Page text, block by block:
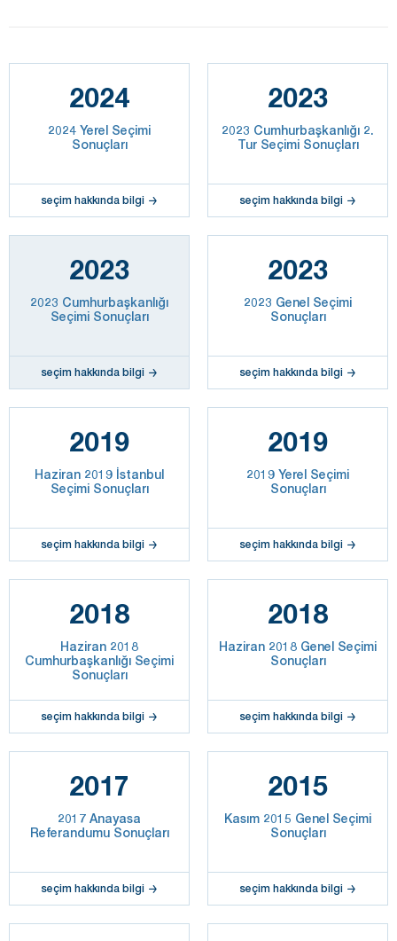
2024
2024 Yerel Seçimi
Sonuçları
seçim hakkında bilgi
2023
2023 Cumhurbaşkanlığı 2.
Tur Seçimi Sonuçları
seçim hakkında bilgi
2023
2023 Cumhurbaşkanlığı
Seçimi Sonuçları
seçim hakkında bilgi
2023
2023 Genel Seçimi
Sonuçları
seçim hakkında bilgi
2019
Haziran 2019 İstanbul
Seçimi Sonuçları
seçim hakkında bilgi
2019
2019 Yerel Seçimi
Sonuçları
seçim hakkında bilgi
2018
Haziran 2018
Cumhurbaşkanlığı Seçimi
Sonuçları
seçim hakkında bilgi
2018
Haziran 2018 Genel Seçimi
Sonuçları
seçim hakkında bilgi
2017
2017 Anayasa
Referandumu Sonuçları
seçim hakkında bilgi
2015
Kasım 2015 Genel Seçimi
Sonuçları
seçim hakkında bilgi